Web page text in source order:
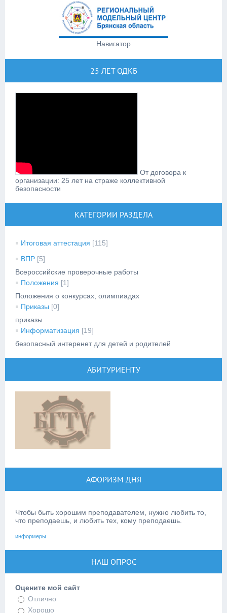
Навигатор
25 ЛЕТ ОДКБ
От договора к
организации: 25 лет на страже коллективной
безопасности
КАТЕГОРИИ РАЗДЕЛА
Итоговая аттестация [115]
ВПР [5]
Всероссийские проверочные работы
Положения [1]
Положения о конкурсах, олимпиадах
Приказы [0]
приказы
Информатизация [19]
безопасный интеренет для детей и родителей
АБИТУРИЕНТУ
АФОРИЗМ ДНЯ
Чтобы быть хорошим преподавателем, нужно любить то,
что преподаешь, и любить тех, кому преподаешь.
информеры
НАШ ОПРОС
Оцените мой сайт
Отлично
Хорошо